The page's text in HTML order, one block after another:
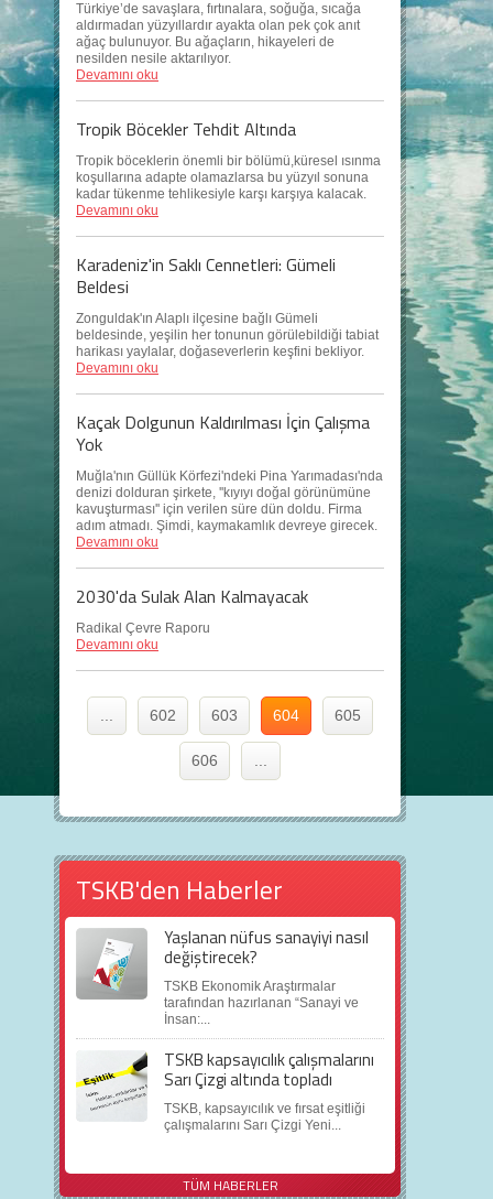
Türkiye’de savaşlara, fırtınalara, soğuğa, sıcağa
aldırmadan yüzyıllardır ayakta olan pek çok anıt
ağaç bulunuyor. Bu ağaçların, hikayeleri de
nesilden nesile aktarılıyor.
Devamını oku
Tropik Böcekler Tehdit Altında
Tropik böceklerin önemli bir bölümü,küresel ısınma
koşullarına adapte olamazlarsa bu yüzyıl sonuna
kadar tükenme tehlikesiyle karşı karşıya kalacak.
Devamını oku
Karadeniz'in Saklı Cennetleri: Gümeli
Beldesi
Zonguldak'ın Alaplı ilçesine bağlı Gümeli
beldesinde, yeşilin her tonunun görülebildiği tabiat
harikası yaylalar, doğaseverlerin keşfini bekliyor.
Devamını oku
Kaçak Dolgunun Kaldırılması İçin Çalışma
Yok
Muğla'nın Güllük Körfezi'ndeki Pina Yarımadası'nda
denizi dolduran şirkete, ''kıyıyı doğal görünümüne
kavuşturması'' için verilen süre dün doldu. Firma
adım atmadı. Şimdi, kaymakamlık devreye girecek.
Devamını oku
2030'da Sulak Alan Kalmayacak
Radikal Çevre Raporu
Devamını oku
602 603 604 605
606
TSKB'den Haberler
Yaşlanan nüfus sanayiyi nasıl
değiştirecek?
TSKB Ekonomik Araştırmalar
tarafından hazırlanan “Sanayi ve
İnsan:...
TSKB kapsayıcılık çalışmalarını
Sarı Çizgi altında topladı
TSKB, kapsayıcılık ve fırsat eşitliği
çalışmalarını Sarı Çizgi Yeni...
TÜM HABERLER